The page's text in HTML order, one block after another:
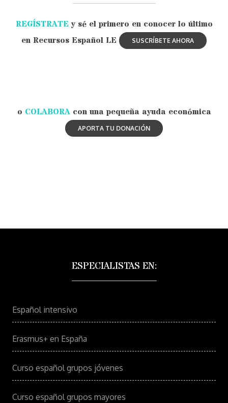
REGÍSTRATE y sé el primero en conocer lo último
en Recursos Español LE
o COLABORAcon una pequeña ayuda económica
ESPECIALISTAS EN:
Español intensivo
Erasmus+ en España
Curso español grupos jóvenes
Curso español grupos mayores